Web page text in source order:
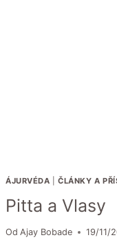
ÁJURVÉDA |ČLÁNKY A
Pitta a Vlasy
Od Ajay Bobade 19/11/